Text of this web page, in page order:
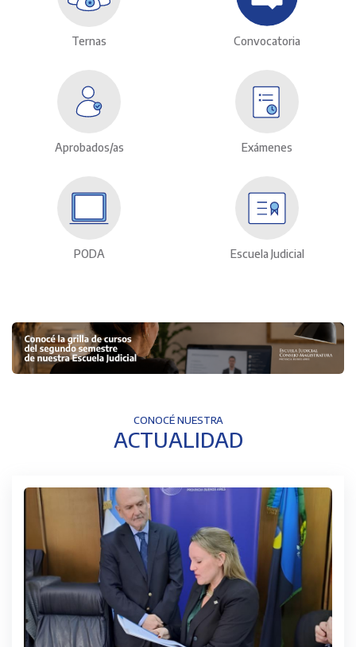
Ternas Convocatoria
Aprobados/as Exámenes
PODA Escuela Judicial
CONOCÉ NUESTRA
ACTUALIDAD